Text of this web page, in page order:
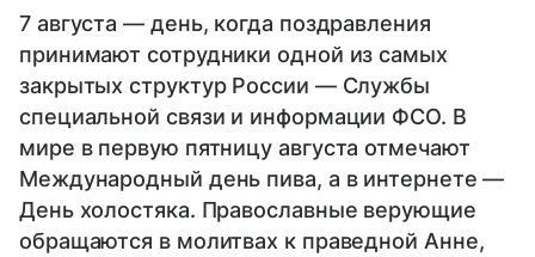
7 августа — день, когда поздравления
принимают сотрудники одной из самых
закрытых структур России — Службы
специальной связи и информации ФСО. В
мире в первую пятницу августа отмечают
Международный день пива, а в интернете —
День холостяка. Православные верующие
обращаются в молитвах к праведной Анне,